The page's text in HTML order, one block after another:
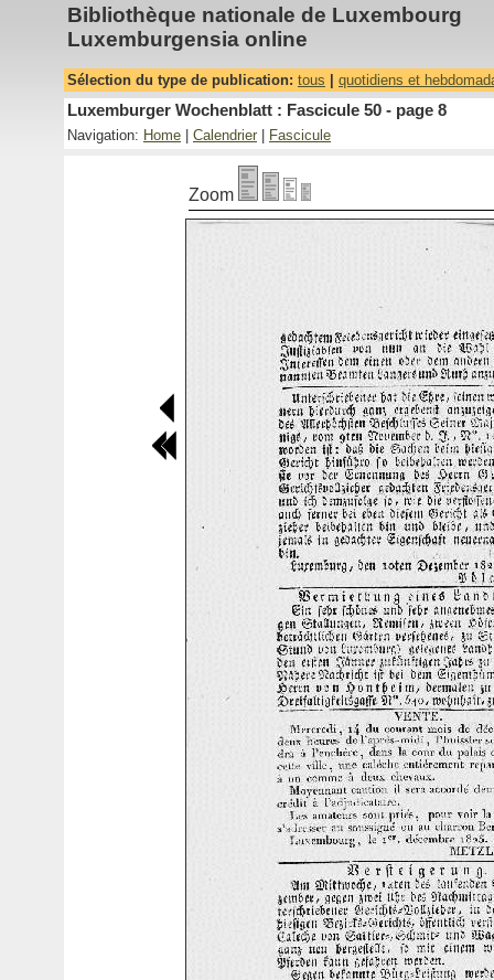
Bibliothèque nationale de Luxembourg
Luxemburgensia online
Sélection du type de publication: tous quotidiens et
Luxemburger Wochenblatt : Fascicule 50 - page 8
Navigation: Home Calendrier Fascicule
Zoom